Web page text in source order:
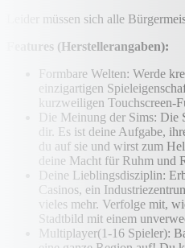
Leider müssen sich alle
Features (Herstellerangaben):
Formbare Welten: Werde
einzigartigen
kurzweiligen Touchscreen-
Die Meinung der Sims: Die
dir. Es ist deine Aufgabe,
du auf sie und wirst zum
deine Macht für Ruhm und
Deine Lieblingsdisziplin:
Casinos, ein
vieles mehr. Verfolge mit,
Stadtbild mit einem
Multiplayer(1-16 Spieler):